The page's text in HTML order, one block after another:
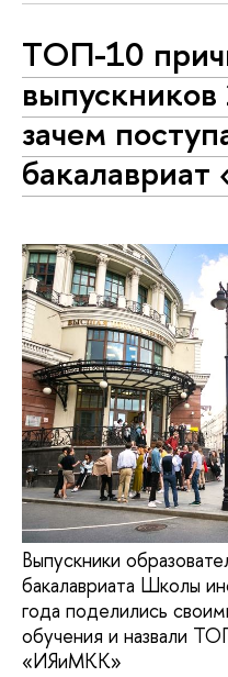
ТОП-10
зачем
Выпускники
бакалавриата Школы
года поделились
обучения и назвали
«ИЯиМКК»